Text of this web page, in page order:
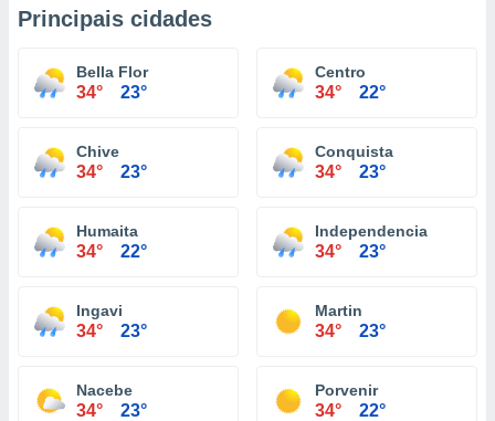
Principais cidades
Bella Flor
34° 23°
Centro
34° 22°
Chive
34° 23°
Conquista
34° 23°
Humaita
34° 22°
Independencia
34° 23°
Ingavi
34° 23°
Martin
34° 23°
Nacebe
34° 23°
Porvenir
34° 22°